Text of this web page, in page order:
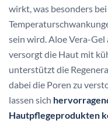
wirkt, was besonders
sein wird. Aloe Vera-
versorgt die Haut mit
unterstützt die
dabei die Poren zu
lassen sich
Hautpflegeprodukten